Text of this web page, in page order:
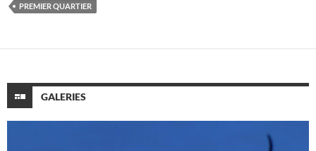
PREMIER QUARTIER
GALERIES